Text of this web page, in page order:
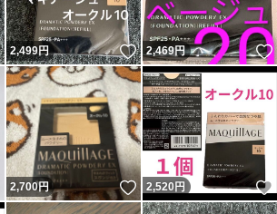
いいね！
2,499円 いいね！
2,469円
いいね！
2,700円 いいね！
2,520 円